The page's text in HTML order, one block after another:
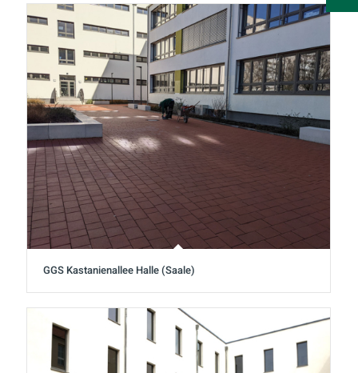
GGS Kastanienallee Halle (Saale)